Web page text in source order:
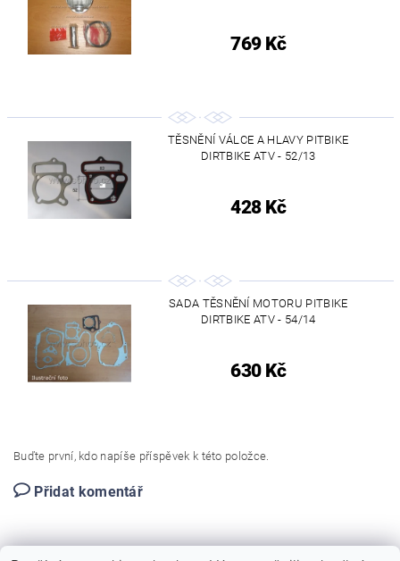
769 Kč
TĚSNĚNÍ VÁLCE A HLAVY PITBIKE
DIRTBIKE ATV - 52/13
428 Kč
SADA TĚSNĚNÍ MOTORU PITBIKE
DIRTBIKE ATV - 54/14
630 Kč
Buďte první, kdo napíše příspěvek k této položce.
Přidat komentář